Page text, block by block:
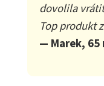
dovolila
Top produkt
— Marek, 65